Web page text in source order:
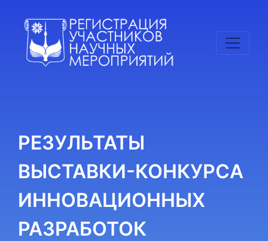
РЕЗУЛЬТАТЫ
ВЫСТАВКИ-КОНКУРСА
ИННОВАЦИОННЫХ
РАЗРАБОТОК